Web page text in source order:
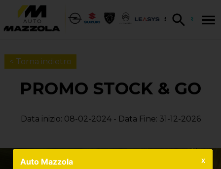
< Torna indietro
PROMO STOCK & GO
Data inizio: 08-02-2024 - Data Fine: 31-12-2026
Auto Mazzola X